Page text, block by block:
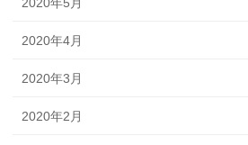
2020年4月
2020年3月
2020年2月